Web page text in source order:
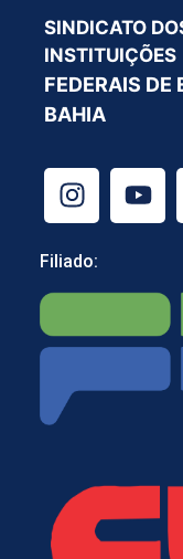
SINDICATO
INSTITUIÇÕES
FEDERAIS DE
BAHIA
Filiado: